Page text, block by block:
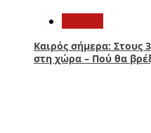
Καιρός σήμερα: Στους
στη χώρα – Πού θα